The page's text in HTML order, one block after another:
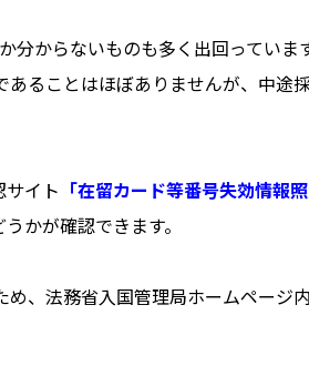
からないものも多く出回っています
ることはほぼありませんが、中
イト 「在留カード等番号失効情報照
かが確認できます。
、法務省入国管理局ホームページ